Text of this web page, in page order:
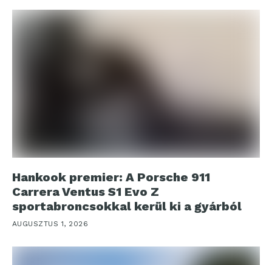
Hankook premier: A Porsche 911
Carrera Ventus S1 Evo Z
sportabroncsokkal kerül ki a gyárból
AUGUSZTUS 1, 2026